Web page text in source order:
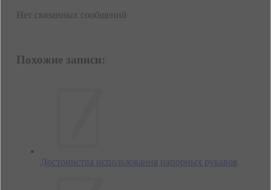
Нет связанных сообщений
Похожие записи:
Достоинства использования напорных рукавов